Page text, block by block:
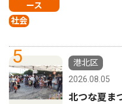
ース
社会
5
港北区
2026.08.05
北つな夏ま